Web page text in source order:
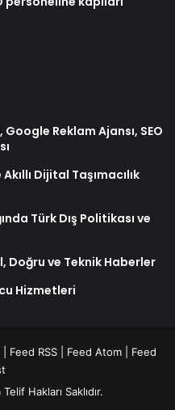
Reklam Ajansı, SEO
Dijital Taşımacılık
Türk Dış Politikası ve
Doğru ve Teknik Haberler
Hizmetleri
Feed RSS Feed Atom
Feed
Hakları Saklıdır.